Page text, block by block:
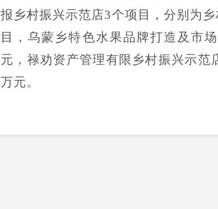
报乡村振兴示范店3个项目，分别为
目，乌蒙乡特色水果品牌打造及市
元，禄劝资产管理有限乡村振兴示范
万元。